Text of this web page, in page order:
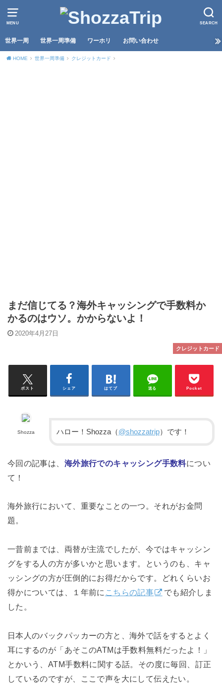
MENU SEARCH
世界一周 世界一周準備 ワーホリ お問い合わせ
HOME 世界一周準備 クレジットカード
まだ信じてる？海外キャッシングで手数料か
かるのはウソ。かからないよ！
2020年4月27日
クレジットカード
ポスト シェア はてブ 送る Pocket
Shozza ハロー！Shozza（@shozzatrip）です！
今回の記事は、 海外旅行でのキャッシング手数料につい
て！
海外旅行において、重要なことの一つ。それがお金問
題。
一昔前までは、両替が主流でしたが、今ではキャッシン
グをする人の方が多いかと思います。というのも、キャ
ッシングの方が圧倒的にお得だからです。どれくらいお
得かについては、１年前に こちらの記事
でも紹介しま
した。
日本人のバックパッカーの方と、海外で話をするとよく
耳にするのが「あそこのATMは手数料無料だったよ！」
とかいう、ATM手数料に関する話。その度に毎回、訂正
しているのですが、ここで声を大にして伝えたい。